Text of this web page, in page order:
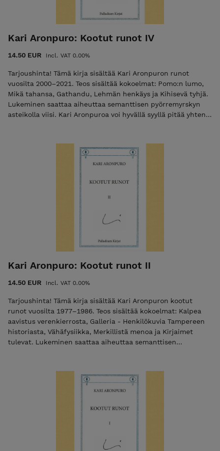
Aronpuro on saanut runsain mitoin tunnustusta pitkästä
kirjoittajanurastaan, ja hänen tuotantoaan on käännetty yli
Kari Aronpuro: Kootut runot IV
14.50 EUR Incl. VAT 0.00%
Tarjoushinta! Tämä kirja sisältää Kari Aronpuron runot
vuosilta 2000–2021. Teos sisältää kokoelmat: Pomo:n lumo,
Mikä tahansa, Gathandu, Lehmän henkäys ja Kihisevä tyhjä.
Lukeminen saattaa aiheuttaa semanttisen pyörremyrskyn
asteikolla viisi. Kari Aronpuroa voi hyvällä syyllä pitää yhtenä
vuonna 1964. Aronpuro on tuotannossaan anarkistinen
kielellä leikittelijä. Hänen runoutensa raaka-aineeksi
kelpaavat yhtäläisesti niin murre, kirjakieli, alatyyliset
ilmaisut kuin tieteelliset termitkin. Kari Aronpuro on saanut
runsain mitoin tunnustusta pitkästä kirjoittajanurastaan, ja
hänen tuotantoaan on käännetty yli kymmenelle kielelle.
Runokokoelma, 2022 INFO: 418 sivua ISBN: 978-952-7256-36-
Kari Aronpuro: Kootut runot II
14.50 EUR Incl. VAT 0.00%
Tarjoushinta! Tämä kirja sisältää Kari Aronpuron kootut
runot vuosilta 1977–1986. Teos sisältää kokoelmat: Kalpea
aavistus verenkierrosta, Galleria - Henkilökuvia Tampereen
historiasta, Vähäfysiikka, Merkillistä menoa ja Kirjaimet
tulevat. Lukeminen saattaa aiheuttaa semanttisen
Yli kaksikymmentä runokokoelmaa julkaisseen Aronpuron
esikoisteos ilmestyi vuonna 1964. Aronpuro on
tuotannossaan anarkistinen kielellä leikittelijä. Hänen
runoutensa raaka-aineeksi kelpaavat yhtäläisesti niin murre,
kirjakieli, alatyyliset ilmaisut kuin tieteelliset termitkin. Kari
Aronpuro on saanut runsain mitoin tunnustusta pitkästä
kirjoittajanurastaan, ja hänen tuotantoaan on käännetty yli
kymmenelle kielelle. Runokokoelma, 2022 INFO: 468 sivua